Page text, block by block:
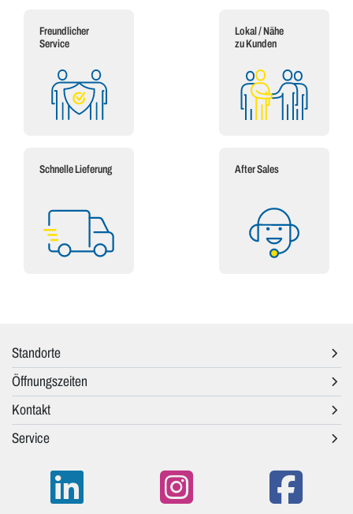
Freundlicher
Service
Lokal / Nähe
zu Kunden
Schnelle Lieferung After Sales
Standorte
Öffnungszeiten
Kontakt
Service